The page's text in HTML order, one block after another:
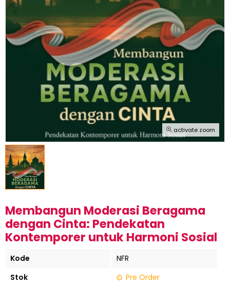
activate zoom
Membangun Moderasi Beragama
dengan Cinta: Pendekatan
Kontemporer untuk Harmoni Sosial
Kode
NFR
Stok
Pre Order